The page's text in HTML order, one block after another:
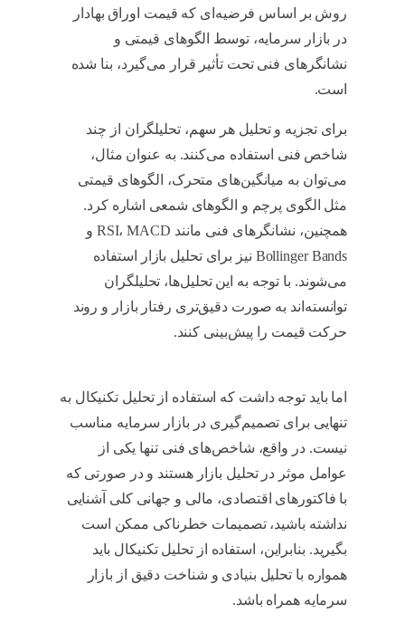
روش بر اساس فرضیه‌ای که قیمت اوراق بهادار
در بازار سرمایه، توسط الگوهای قیمتی و
نشانگرهای فنی تحت تأثیر قرار می‌گیرد، بنا شده
است.
برای تجزیه و تحلیل هر سهم، تحلیلگران از چند
شاخص فنی استفاده می‌کنند. به عنوان مثال،
می‌توان به میانگین‌های متحرک، الگوهای قیمتی
مثل الگوی پرچم و الگوهای شمعی اشاره کرد.
همچنین، نشانگرهای فنی مانند RSI، MACD و
Bollinger Bands نیز برای تحلیل بازار استفاده
می‌شوند. با توجه به این تحلیل‌ها، تحلیلگران
توانسته‌اند به صورت دقیق‌تری رفتار بازار و روند
حرکت قیمت را پیش‌بینی کنند.
اما باید توجه داشت که استفاده از تحلیل تکنیکال به
تنهایی برای تصمیم‌گیری در بازار سرمایه مناسب
نیست. در واقع، شاخص‌های فنی تنها یکی از
عوامل موثر در تحلیل بازار هستند و در صورتی که
با فاکتورهای اقتصادی، مالی و جهانی کلی آشنایی
نداشته باشید، تصمیمات خطرناکی ممکن است
بگیرید. بنابراین، استفاده از تحلیل تکنیکال باید
همواره با تحلیل بنیادی و شناخت دقیق از بازار
سرمایه همراه باشد.